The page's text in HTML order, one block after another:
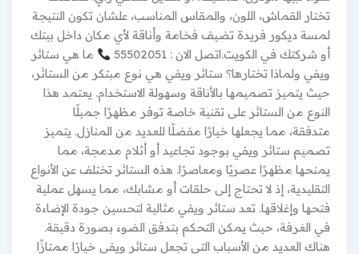
تختار القماش، اللون، والمقاس المناسب، علشان تكون النتيجة
لمسة ديكور فريدة تضيف فخامة وأناقة لأي مكان داخل بيتك
أو شركتك في الكويت.اتصل الان : 55502051
ما هي ستائر
ويفي ولماذا تختارها؟ ستائر ويفي هي نوع مبتكر من الستائر،
حيث يتميز تصميمها بالأناقة وسهولة الاستخدام. يعتمد هذا
النوع من الستائر على تقنية خاصة توفر مظهرًا جميلًا
متدفقة، مما يجعلها خيارًا مفضلًا للعديد من المنازل. يتميز
تصميم ستائر ويفي بوجود تجاعيد أو أثلام مدمجة، مما
يمنحها مظهرًا عصريًا ومعاصرًا. هذه الستائر تختلف عن الأنواع
التقليدية، إذ لا تحتاج إلى حلقات أو مشابك، مما يسهل عملية
فتحها وإغلاقها. تعد ستائر ويفي مثالية لتحسين جودة الإضاءة
في الغرفة، حيث يمكن التحكم بتدفق الضوء بصورة دقيقة.
هناك العديد من الأسباب التي تجعل ستائر ويفي خيارًا ممتازًا